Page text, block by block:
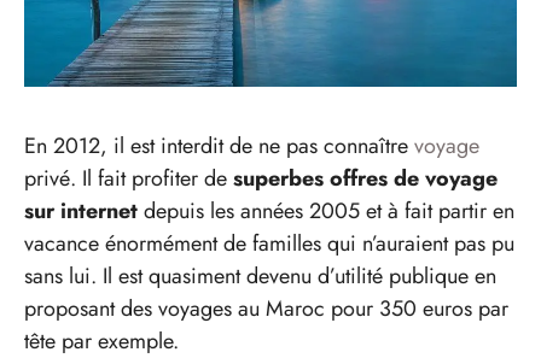
En 2012, il est interdit de ne pas connaîtrevoyage
privé. Il fait profiter desuperbes offres de voyage
sur internetdepuis les années 2005 et à fait partir en
vacance énormément de familles qui n’auraient pas pu
sans lui. Il est quasiment devenu d’utilité publique en
proposant des voyages au Maroc pour 350 euros par
tête par exemple.